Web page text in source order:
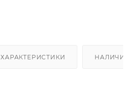
ХАРАКТЕРИСТИКИ НАЛИЧИЕ